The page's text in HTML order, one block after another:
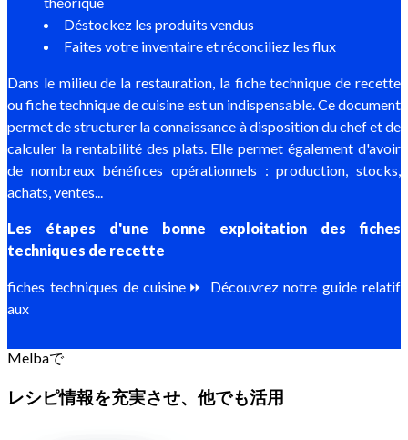
Déstockez les produits vendus
Faites votre inventaire et réconciliez les flux
Dans le milieu de la restauration, la fiche technique de recette
ou fiche technique de cuisine est un indispensable. Ce document
permet de structurer la connaissance à disposition du chef et de
calculer la rentabilité des plats. Elle permet également d'avoir
de nombreux bénéfices opérationnels : production, stocks,
achats, ventes...
Les étapes d'une bonne exploitation des fiches
techniques de recette
fiches techniques de cuisine⏩ Découvrez notre guide relatif
aux
Melbaで
レシピ情報を充実させ、他でも活用